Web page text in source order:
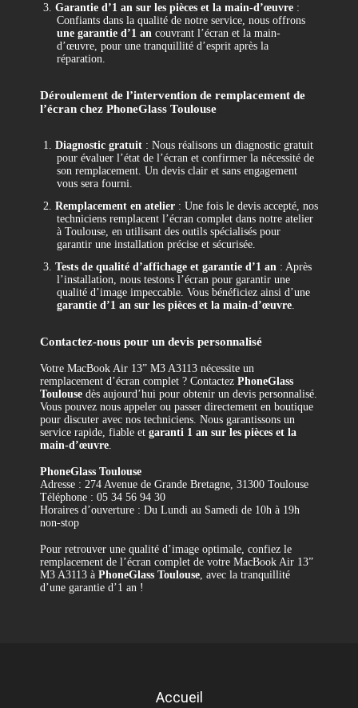
3. Garantie d’1 an sur les pièces et la main-d’œuvre :
Confiants dans la qualité de notre service, nous offrons
une garantie d’1 an couvrant l’écran et la main-
d’œuvre, pour une tranquillité d’esprit après la
réparation.
Déroulement de l’intervention de remplacement de
l’écran chez PhoneGlass Toulouse
1. Diagnostic gratuit : Nous réalisons un diagnostic gratuit
pour évaluer l’état de l’écran et confirmer la nécessité de
son remplacement. Un devis clair et sans engagement
vous sera fourni.
2. Remplacement en atelier : Une fois le devis accepté, nos
techniciens remplacent l’écran complet dans notre atelier
à Toulouse, en utilisant des outils spécialisés pour
garantir une installation précise et sécurisée.
3. Tests de qualité d’affichage et garantie d’1 an : Après
l’installation, nous testons l’écran pour garantir une
qualité d’image impeccable. Vous bénéficiez ainsi d’une
garantie d’1 an sur les pièces et la main-d’œuvre.
Contactez-nous pour un devis personnalisé
Votre MacBook Air 13” M3 A3113 nécessite un
remplacement d’écran complet ? Contactez PhoneGlass
Toulouse dès aujourd’hui pour obtenir un devis personnalisé.
Vous pouvez nous appeler ou passer directement en boutique
pour discuter avec nos techniciens. Nous garantissons un
service rapide, fiable et garanti 1 an sur les pièces et la
main-d’œuvre.
PhoneGlass Toulouse
Adresse : 274 Avenue de Grande Bretagne, 31300 Toulouse
Téléphone : 05 34 56 94 30
Horaires d’ouverture : Du Lundi au Samedi de 10h à 19h
non-stop
Pour retrouver une qualité d’image optimale, confiez le
remplacement de l’écran complet de votre MacBook Air 13”
M3 A3113 à PhoneGlass Toulouse, avec la tranquillité
d’une garantie d’1 an !
Accueil